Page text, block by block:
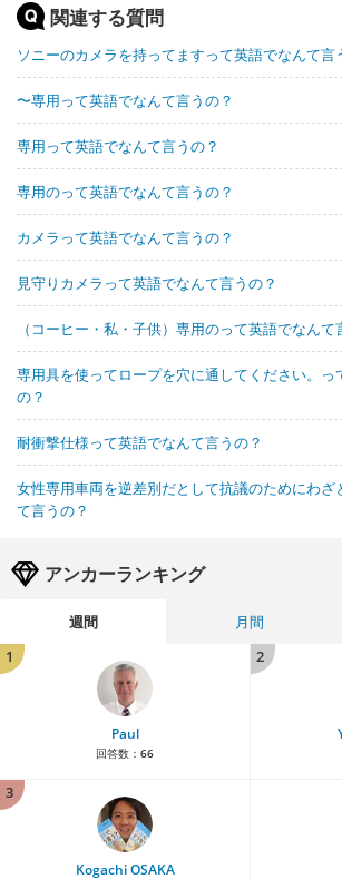
関連する質問
ソニーのカメラを持ってますって英語でなんて言
〜専用って英語でなんて言うの？
専用って英語でなんて言うの？
専用のって英語でなんて言うの？
カメラって英語でなんて言うの？
見守りカメラって英語でなんて言うの？
（コーヒー・私・子供）専用のって英語でなんて
専用具を使ってロープを穴に通してください。っ
の？
耐衝撃仕様って英語でなんて言うの？
女性専用車両を逆差別だとして抗議のためにわざ
て言うの？
アンカーランキング
週間 月間
1
Paul
回答数： 66
2
3
Kogachi OSAKA